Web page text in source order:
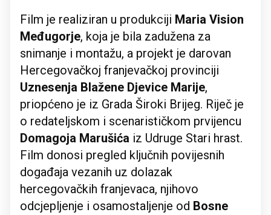
Film je realiziran u produkciji Maria Vision
Međugorje, koja je bila zadužena za
snimanje i montažu, a projekt je darovan
Hercegovačkoj franjevačkoj provinciji
Uznesenja Blažene Djevice Marije,
priopćeno je iz Grada Široki Brijeg. Riječ je
o redateljskom i scenarističkom prvijencu
Domagoja Marušića iz Udruge Stari hrast.
Film donosi pregled ključnih povijesnih
događaja vezanih uz dolazak
hercegovačkih franjevaca, njihovo
odcjepljenje i osamostaljenje od Bosne